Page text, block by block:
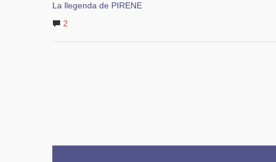
La llegenda de PIRENE
2